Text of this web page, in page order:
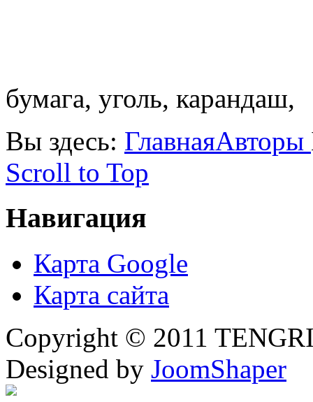
бумага, уголь,
Вы здесь: ГлавнаяАвторы
Scroll to Top
Навигация
Карта Google
Карта сайта
Copyright © 2011
Designed by JoomShaper